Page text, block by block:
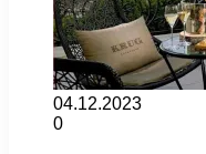
04.12.2023
0